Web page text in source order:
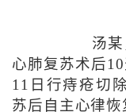
汤某，
心肺复苏术后
11日行痔疮切
苏后自主心律恢